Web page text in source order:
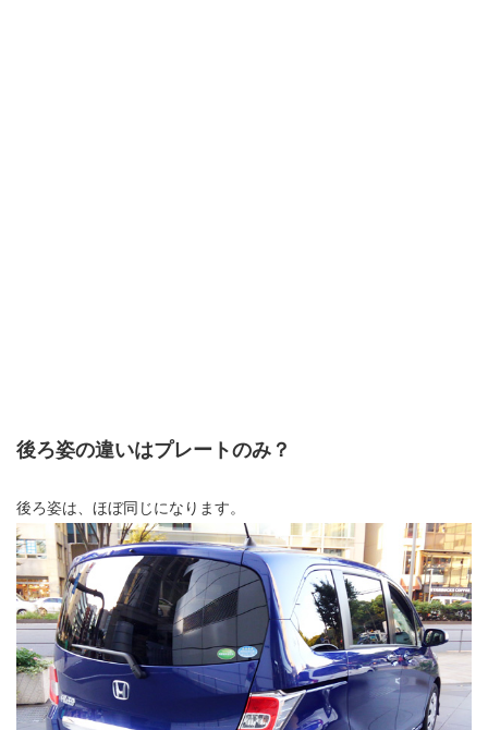
後ろ姿の違いはプレートのみ？
後ろ姿は、ほぼ同じになります。